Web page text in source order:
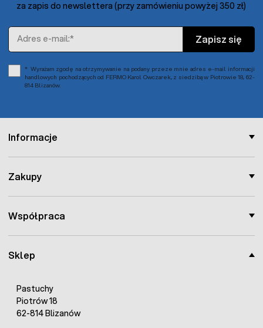
Sklep
Pastuchy
Piotrów 18
62-814 Blizanów
Informacje
Zakupy
Współpraca
za zapis do newslettera (przy zamówieniu powyżej 350 zł)
Adres e-mail
Zapisz się
Wyrażam zgodę na otrzymywanie na podany przeze mnie adres e-mail informacji
handlowych pochodzących od FERMO Karol Owczarek, z siedzibą w Piotrowie 18, 62-
814 Blizanów.